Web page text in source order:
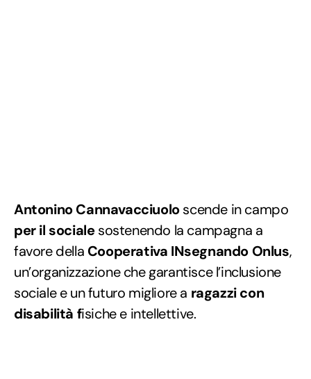
Antonino Cannavacciuoloscende in campo
per il socialesostenendo la campagna a
favore della Cooperativa INsegnando Onlus,
un’organizzazione che garantisce l’inclusione
sociale e un futuro migliore a ragazzi con
disabilità fisiche e intellettive.